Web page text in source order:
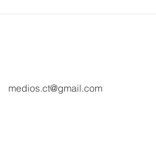
medios.ct@gmail.com